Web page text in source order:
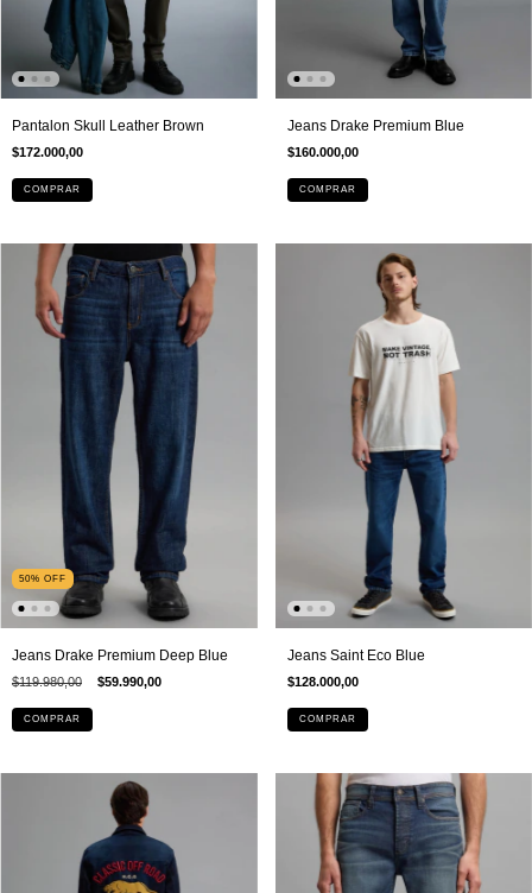
Pantalon Skull Leather Brown
$172.000,00
COMPRAR
Jeans Drake Premium Blue
$160.000,00
COMPRAR
50% OFF
Jeans Drake Premium Deep Blue
$119.980,00 $59.990,00
COMPRAR
Jeans Saint Eco Blue
$128.000,00
COMPRAR